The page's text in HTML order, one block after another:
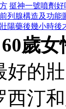
挺神一號噴劑好
前列腺構造及功能
陽藥後幾小時後
60歲
好的
西汀